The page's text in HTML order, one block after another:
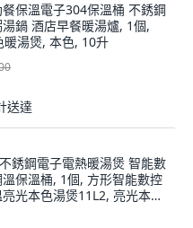
保溫電子304保溫桶 不銹鋼
鍋 酒店早餐暖湯爐, 1個,
暖湯煲, 本色, 10升
送達
銹鋼電子電熱暖湯煲 智能數
保溫桶, 1個, 方形智能數控
光本色湯煲11L2, 亮光本